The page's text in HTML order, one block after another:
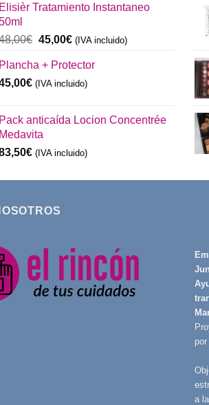
era:
es:
Elisièr Tratamiento Instantaneo
€ El
original
era:
45,00€El
actual
es:
(IVA incluido)
Plancha + Protector
€ (IVA incluido)
Pack anticaída Locion Concentrée
Medavita
€ (IVA incluido)
a